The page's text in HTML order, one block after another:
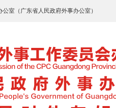
室（广东省人民政府外事办公室）